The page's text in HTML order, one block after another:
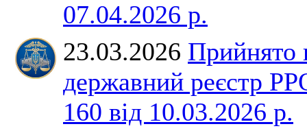
07.04.2026 р.
23.03.2026 Прийнято
державний реєстр
160 від 10.03.2026 р.